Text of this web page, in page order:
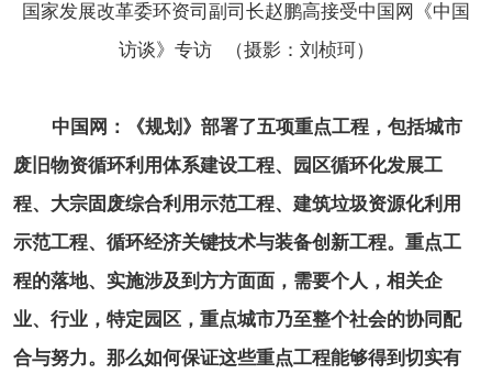
国家发展改革委环资司副司长赵鹏高接受中国网《中国
访谈》专访 （摄影：刘桢珂）
中国网：《规划》部署了五项重点工程，包括城市
废旧物资循环利用体系建设工程、园区循环化发展工
程、大宗固废综合利用示范工程、建筑垃圾资源化利用
示范工程、循环经济关键技术与装备创新工程。重点工
程的落地、实施涉及到方方面面，需要个人，相关企
业、行业，特定园区，重点城市乃至整个社会的协同配
合与努力。那么如何保证这些重点工程能够得到切实有